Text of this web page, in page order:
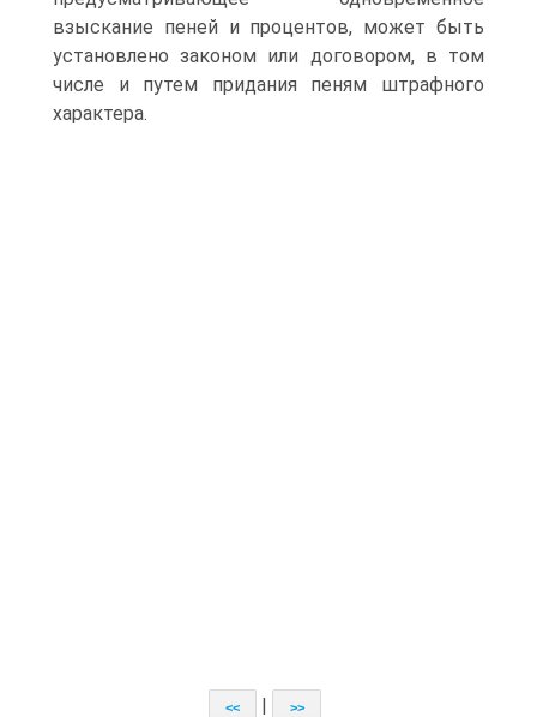
взыскание пеней и процентов, может быть
установлено законом или договором, в том
числе и путем придания пеням штрафного
характера.
<< >>